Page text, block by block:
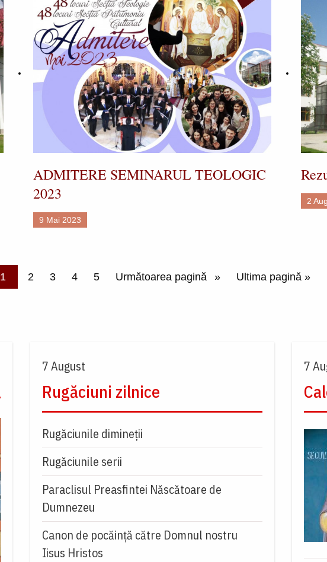
ADMITERE SEMINARUL TEOLOGIC
2023
9 Mai 2023
2
Pagina curentă
1 Page
2 Page
3 Page
4 Page
5 Pagina următoare
Următoarea pagină Ultima pagină
Ultima pagină »
7 August
Rugăciuni zilnice
Rugăciunile dimineții
Rugăciunile serii
Paraclisul Preasfintei Născătoare de
Dumnezeu
Canon de pocăință către Domnul nostru
Iisus Hristos
7